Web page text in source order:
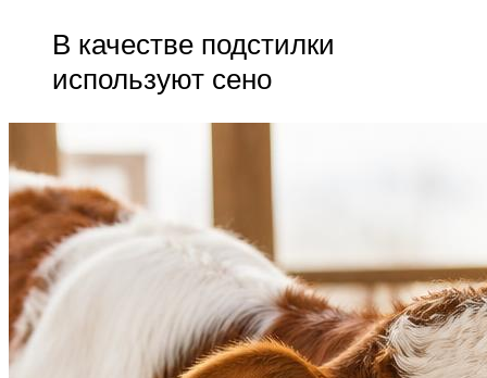
В качестве подстилки
используют сено